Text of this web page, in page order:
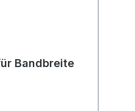
Bandbreite